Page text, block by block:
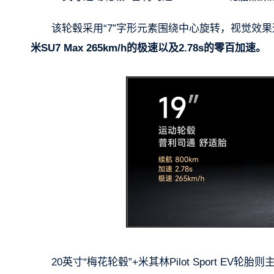
该轮毂采用“7”字形元素围绕中心旋转，视觉效
米SU7 Max 265km/h的极速以及2.78s的零百加速。
20英寸“梅花轮毂”+米其林Pilot Sport EV轮胎则